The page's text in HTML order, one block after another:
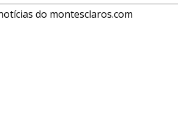
do montesclaros.com